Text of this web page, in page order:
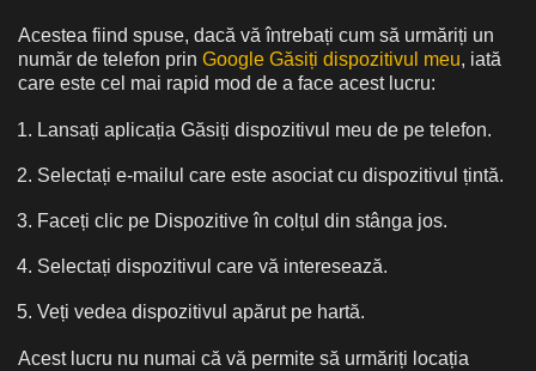
Acestea fiind spuse, dacă vă întrebați cum să urmăriți un
număr de telefon prin Google Găsiți dispozitivul meu, iată
care este cel mai rapid mod de a face acest lucru:
Lansați aplicația Găsiți dispozitivul meu de pe telefon.
Selectați e-mailul care este asociat cu dispozitivul țintă.
Faceți clic pe Dispozitive în colțul din stânga jos.
Selectați dispozitivul care vă interesează.
Veți vedea dispozitivul apărut pe hartă.
Acest lucru nu numai că vă permite să urmăriți locația